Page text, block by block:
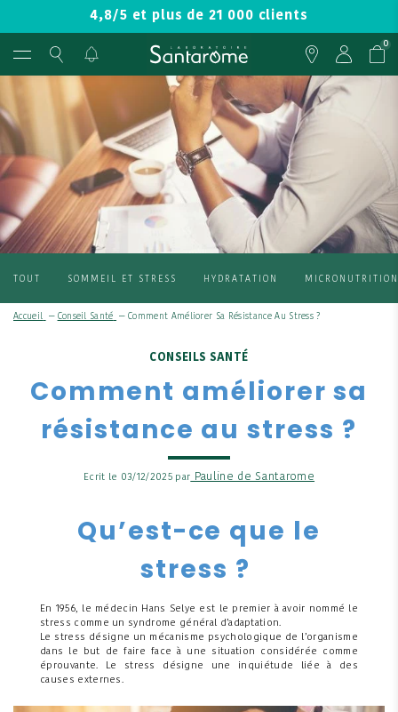
4,8/5 et plus de 21 000 clients
0
TOUT SOMMEIL ET STRESS HYDRATATION MICRONUTRITION
Accueil — Conseil Santé —Comment Améliorer Sa Résistance Au Stress ?
CONSEILS SANTÉ
Comment améliorer sa
résistance au stress ?
Ecrit le 03/12/2025 par Pauline de Santarome
Qu’est-ce que le
stress ?
En 1956, le médecin Hans Selye est le premier à avoir nommé le
stress comme un syndrome général d’adaptation.
Le stress désigne un mécanisme psychologique de l’organisme
dans le but de faire face à une situation considérée comme
éprouvante. Le stress désigne une inquiétude liée à des
causes externes.